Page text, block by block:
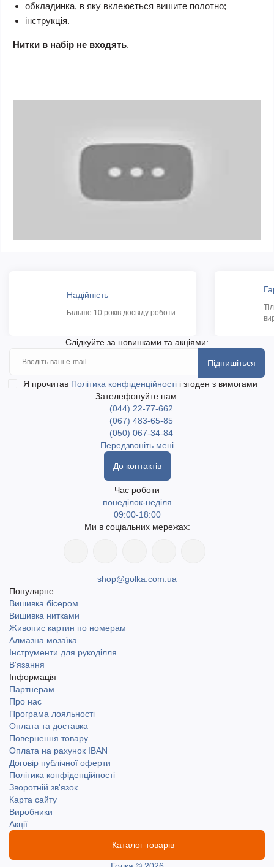
обкладинка, в яку вклеюється вишите полотно;
інструкція.
Нитки в набір не входять.
Надійність
Більше 10 років досвіду роботи
Слідкуйте за новинками та акціями:
Підпишіться
Я прочитав Політика конфіденційності і згоден з вимогами
Зателефонуйте нам:
(044) 22-77-662
(067) 483-65-85
(050) 067-34-84
Передзвоніть мені
До контактів
Час роботи
понеділок-неділя
09:00-18:00
Ми в соціальних мережах:
shop@golka.com.ua
Популярне
Вишивка бісером
Вишивка нитками
Живопис картин по номерам
Алмазна мозаїка
Інструменти для рукоділля
В'язання
Інформація
Партнерам
Про нас
Програма лояльності
Оплата та доставка
Повернення товару
Оплата на рахунок IBAN
Договір публічної оферти
Політика конфіденційності
Зворотній зв'язок
Карта сайту
Виробники
Акції
Каталог товарів